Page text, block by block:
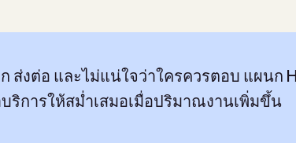
ส่งต่อ และไม่แน่ใจว่าใครควรตอบ แผนก
การให้สม่ำเสมอเมื่อปริมาณงานเพิ่มขึ้น